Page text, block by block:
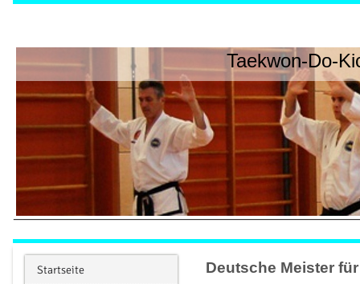
Taekwon-Do-
Startseite Deutsche Meister